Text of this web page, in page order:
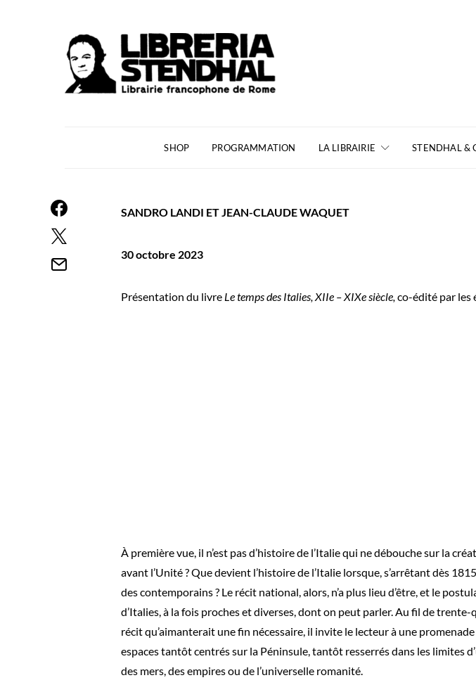
SHOP PROGRAMMATION LA LIBRAIRIE STENDHAL &
SANDRO LANDI ET JEAN-CLAUDE WAQUET
30 octobre 2023
Présentation du livre Le temps des Italies, XIIe – XIXe siècle,co-édité par les
À première vue, il n’est pas d’histoire de l’Italie qui ne débouche sur la
avant l’Unité ? Que devient l’histoire de l’Italie lorsque, s’arrêtant dès
des contemporains ? Le récit national, alors, n’a plus lieu d’être, et le
d’Italies, à la fois proches et diverses, dont on peut parler. Au fil de
récit qu’aimanterait une fin nécessaire, il invite le lecteur à une
espaces tantôt centrés sur la Péninsule, tantôt resserrés dans les limites
des mers, des empires ou de l’universelle romanité.